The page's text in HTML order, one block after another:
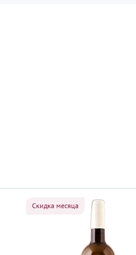
Скидка месяца